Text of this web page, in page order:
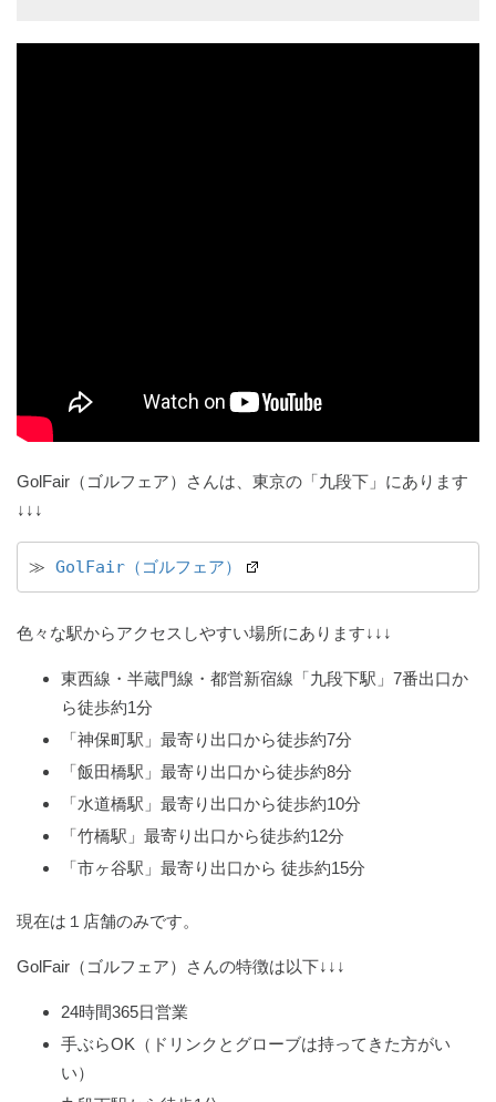
GolFair（ゴルフェア）さんは、東京の「九段下」にあります
↓↓↓
≫ GolFair（ゴルフェア）
色々な駅からアクセスしやすい場所にあります↓↓↓
東西線・半蔵門線・都営新宿線「九段下駅」7番出口か
ら徒歩約1分
「神保町駅」最寄り出口から徒歩約7分
「飯田橋駅」最寄り出口から徒歩約8分
「水道橋駅」最寄り出口から徒歩約10分
「竹橋駅」最寄り出口から徒歩約12分
「市ヶ谷駅」最寄り出口から 徒歩約15分
現在は１店舗のみです。
GolFair（ゴルフェア）さんの特徴は以下↓↓↓
24時間365日営業
手ぶらOK（ドリンクとグローブは持ってきた方がい
い）